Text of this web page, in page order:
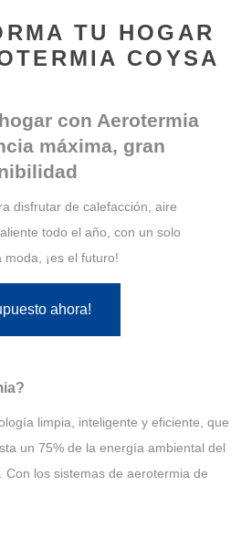
TU HOGAR
COYSA
con Aerotermia
máxima, gran
disfrutar de calefacción, aire
todo el año, con un solo
¡es el futuro!
ahora!
limpia, inteligente y eficiente, que
un 75% de la energía ambiental del
Con los sistemas de aerotermia de